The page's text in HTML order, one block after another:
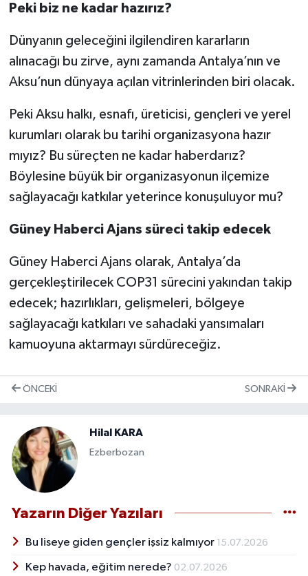
Peki biz ne kadar hazırız?
Dünyanın geleceğini ilgilendiren kararların
alınacağı bu zirve, aynı zamanda Antalya’nın ve
Aksu’nun dünyaya açılan vitrinlerinden biri olacak.
Peki Aksu halkı, esnafı, üreticisi, gençleri ve yerel
kurumları olarak bu tarihi organizasyona hazır
mıyız? Bu süreçten ne kadar haberdarız?
Böylesine büyük bir organizasyonun ilçemize
sağlayacağı katkılar yeterince konuşuluyor mu?
Güney Haberci Ajans süreci takip edecek
Güney Haberci Ajans olarak, Antalya’da
gerçekleştirilecek COP31 sürecini yakından takip
edecek; hazırlıkları, gelişmeleri, bölgeye
sağlayacağı katkıları ve sahadaki yansımaları
kamuoyuna aktarmayı sürdüreceğiz.
ÖNCEKI SONRAKI
Hilal KARA
Ezberbozan
Yazarın Diğer Yazıları
Bu liseye giden gençler işsiz kalmıyor 15.07.2026
Kep havada, eğitim nerede? 02.07.2026